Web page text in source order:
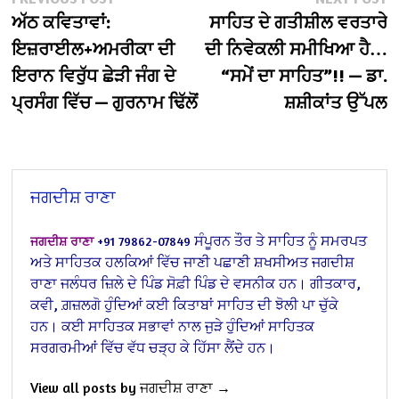
navigation
ਅੱਠ ਕਵਿਤਾਵਾਂ:
ਇਜ਼ਰਾਈਲ+ਅਮਰੀਕਾ ਦੀ
ਇਰਾਨ ਵਿਰੁੱਧ ਛੇੜੀ ਜੰਗ ਦੇ
ਪ੍ਰਸੰਗ ਵਿੱਚ — ਗੁਰਨਾਮ ਢਿੱਲੋਂ
ਸਾਹਿਤ ਦੇ ਗਤੀਸ਼ੀਲ ਵਰਤਾਰੇ
ਦੀ ਨਿਵੇਕਲੀ ਸਮੀਖਿਆ ਹੈ…
“ਸਮੇਂ ਦਾ ਸਾਹਿਤ”!! — ਡਾ.
ਸ਼ਸ਼ੀਕਾਂਤ ਉੱਪਲ
ਜਗਦੀਸ਼ ਰਾਣਾ
ਜਗਦੀਸ਼ ਰਾਣਾ +91 79862-07849ਸੰਪੂਰਨ ਤੌਰ ਤੇ ਸਾਹਿਤ ਨੂੰ ਸਮਰਪਤ
ਅਤੇ ਸਾਹਿਤਕ ਹਲਕਿਆਂ ਵਿੱਚ ਜਾਣੀ ਪਛਾਣੀ ਸ਼ਖਸੀਅਤ ਜਗਦੀਸ਼
ਰਾਣਾ ਜਲੰਧਰ ਜ਼ਿਲੇ ਦੇ ਪਿੰਡ ਸੋਫ਼ੀ ਪਿੰਡ ਦੇ ਵਸਨੀਕ ਹਨ। ਗੀਤਕਾਰ,
ਕਵੀ, ਗ਼ਜ਼ਲਗੋ ਹੁੰਦਿਆਂ ਕਈ ਕਿਤਾਬਾਂ ਸਾਹਿਤ ਦੀ ਝੋਲੀ ਪਾ ਚੁੱਕੇ
ਹਨ। ਕਈ ਸਾਹਿਤਕ ਸਭਾਵਾਂ ਨਾਲ ਜੁੜੇ ਹੁੰਦਿਆਂ ਸਾਹਿਤਕ
ਸਰਗਰਮੀਆਂ ਵਿੱਚ ਵੱਧ ਚੜ੍ਹ ਕੇ ਹਿੱਸਾ ਲੈਂਦੇ ਹਨ।
View all posts by ਜਗਦੀਸ਼ ਰਾਣਾ →